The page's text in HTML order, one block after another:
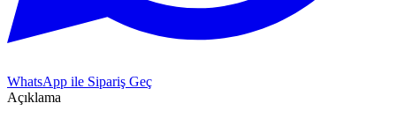
WhatsApp ile Sipariş Geç
Açıklama